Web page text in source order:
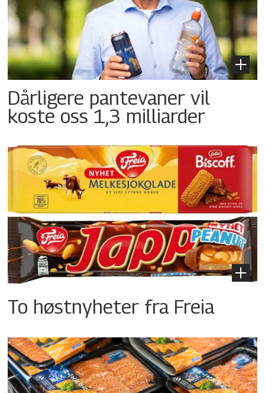
Dårligere pantevaner vil
koste oss 1,3 milliarder
To høstnyheter fra Freia